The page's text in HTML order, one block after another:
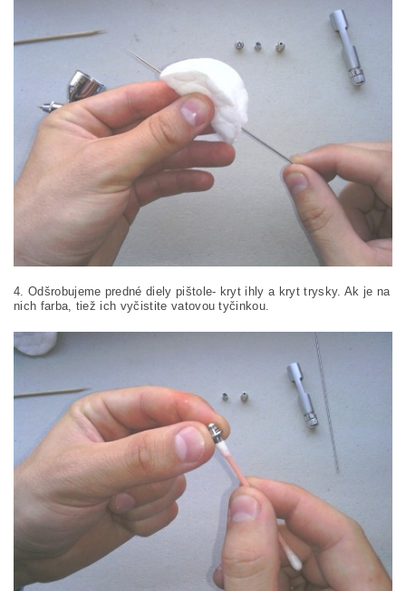
4. Odšrobujeme predné diely pištole- kryt ihly a kryt trysky. Ak je na
nich farba, tiež ich vyčistite vatovou tyčinkou.